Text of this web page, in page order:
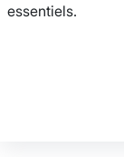
essentiels.